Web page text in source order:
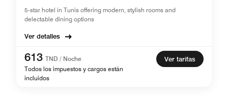
5-star hotel in Tunis offering modern, stylish rooms and
delectable dining options
Ver detalles
613 TND / Noche
Todos los impuestos y cargos están
incluidos
Ver tarifas